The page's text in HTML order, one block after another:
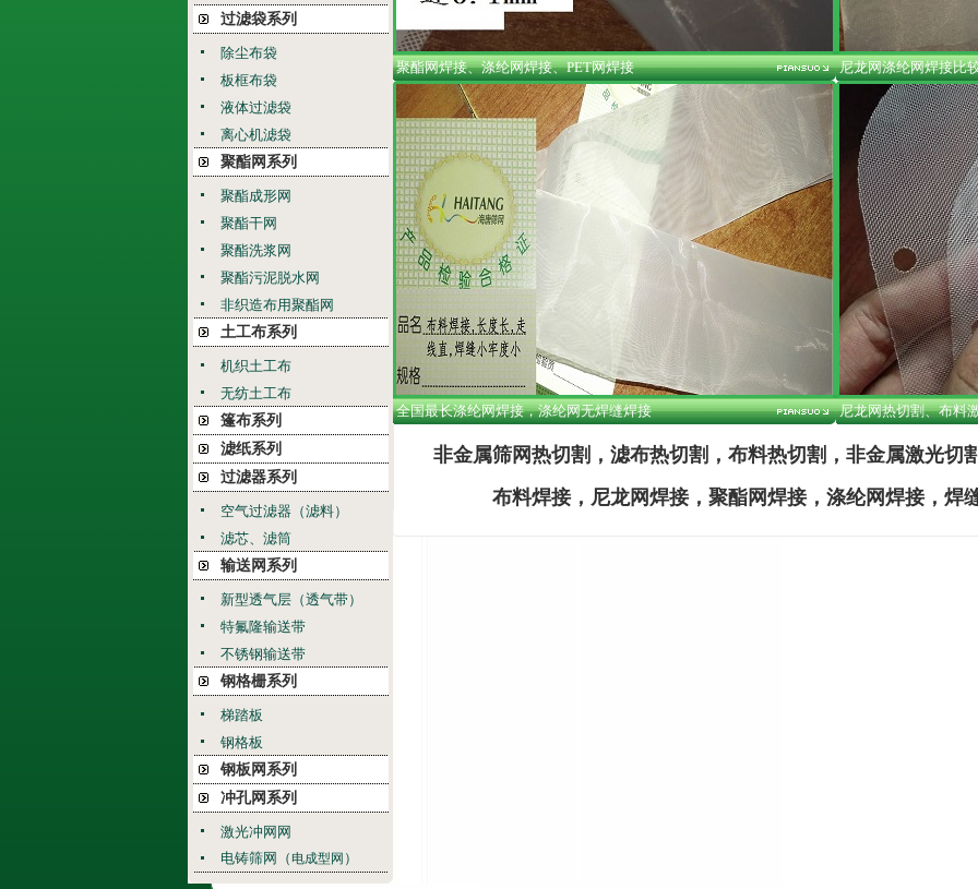
过滤袋系列
除尘布袋
板框布袋
液体过滤袋
离心机滤袋
聚酯网系列
聚酯成形网
聚酯干网
聚酯洗浆网
聚酯污泥脱水网
非织造布用聚酯网
土工布系列
机织土工布
无纺土工布
篷布系列
滤纸系列
过滤器系列
空气过滤器（滤料）
滤芯、滤筒
输送网系列
新型透气层（透气带）
特氟隆输送带
不锈钢输送带
钢格栅系列
梯踏板
钢格板
钢板网系列
冲孔网系列
激光冲网网
电铸筛网（电成型网 ）
聚酯网焊接、涤纶网焊接、PET网焊接 尼龙网涤纶网焊接比
全国最长涤纶网焊接，涤纶网无焊缝焊接 尼龙网热切割、布料
非金属筛网热切割，滤布热切割，布料热切割，非金属激光切
布料焊接，尼龙网焊接，聚酯网焊接，涤纶网焊接，焊